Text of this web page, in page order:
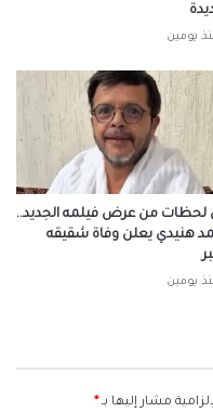
يومين
لحظات من عرض فيلمه الجديد..
هنيدي يعلن وفاة شقيقه
يومين
مشار إليها بـ*